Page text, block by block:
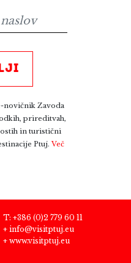
novičnik Zavoda
prireditvah,
in turistični
Ptuj. Več
T: +386 (0)2 779 60 11
+ info@visitptuj.eu
+ www.visitptuj.eu